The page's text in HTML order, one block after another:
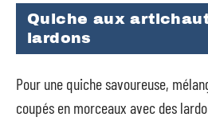
Quiche aux
lardons
Pour une quiche savoureuse,
coupés en morceaux avec des